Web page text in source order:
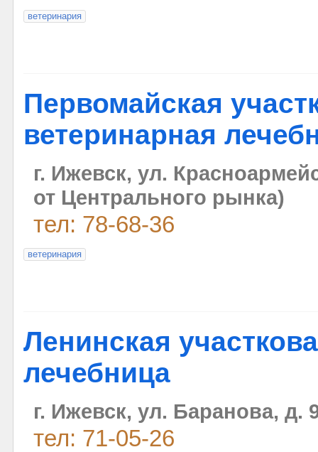
ветеринария
Первомайская
ветеринарная
г. Ижевск, ул.
от Центрального рынка)
тел: 78-68-36
ветеринария
Ленинская
лечебница
г. Ижевск, ул. Баранова, д.
тел: 71-05-26